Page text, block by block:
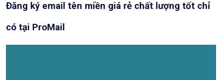
Đăng ký email tên miền giá rẻ chất lượng tốt chỉ
có tại ProMail